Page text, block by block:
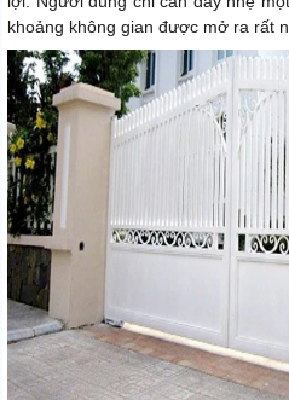
khoảng không gian được mở ra rất